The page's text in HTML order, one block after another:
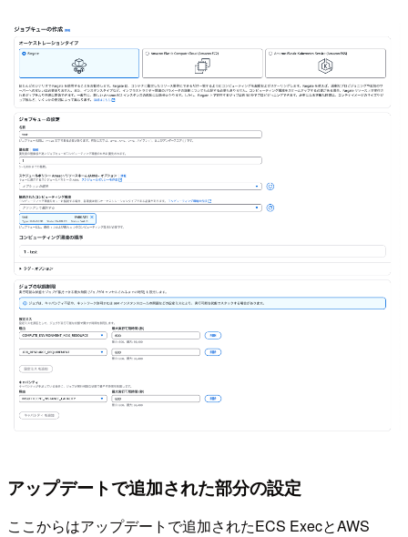
アップデートで追加された部分の設定
ここからはアップデートで追加されたECS ExecとAWS